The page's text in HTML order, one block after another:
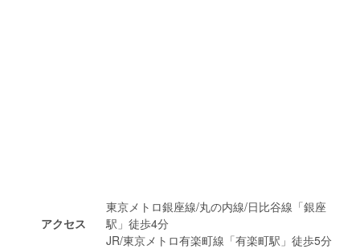
アクセス
東京メトロ銀座線/丸の内線/日比谷線「銀座
駅」徒歩4分
JR/東京メトロ有楽町線「有楽町駅」徒歩5分